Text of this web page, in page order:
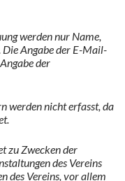
werden nur Name,
Angabe der E-Mail-
der
werden nicht erfasst, da
zu Zwecken der
des Vereins
des Vereins, vor allem